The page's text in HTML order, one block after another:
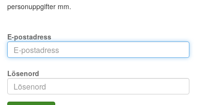
personuppgifter mm.
E-postadress
Lösenord